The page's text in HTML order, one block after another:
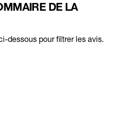
DE LA
dessous pour filtrer les avis.